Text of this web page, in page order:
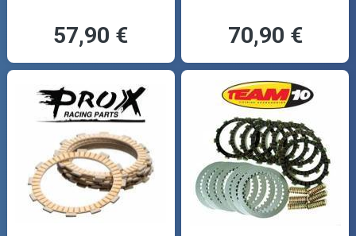
57,90 € 70,90 €